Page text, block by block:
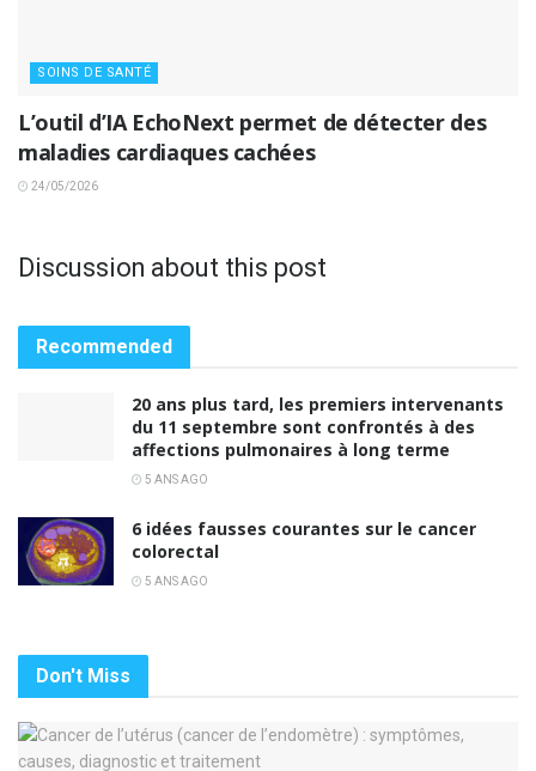
SOINS DE SANTÉ
L’outil d’IA EchoNext permet de détecter des
maladies cardiaques cachées
24/05/2026
Discussion about this post
Recommended
20 ans plus tard, les premiers intervenants
du 11 septembre sont confrontés à des
affections pulmonaires à long terme
5 ANS AGO
6 idées fausses courantes sur le cancer
colorectal
5 ANS AGO
Don't Miss